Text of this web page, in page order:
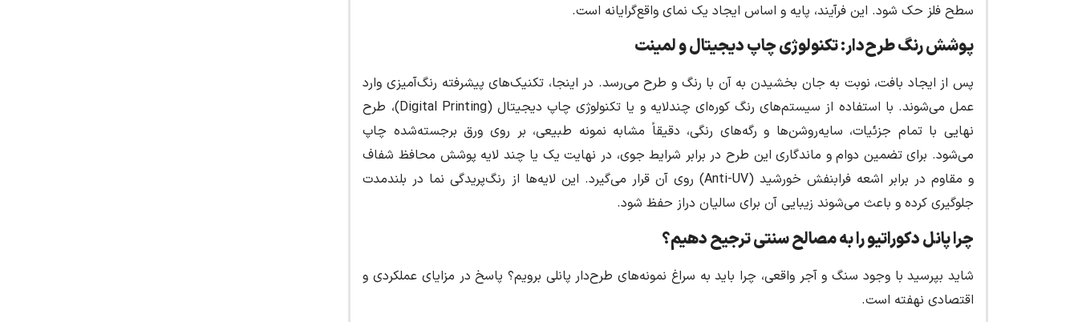
سطح فلز حک شود. این فرآیند، پایه و اساس ایجاد یک نمای واقع‌گرایانه است.
پوشش رنگ طرح‌دار: تکنولوژی چاپ دیجیتال و لمینت
پس از ایجاد بافت، نوبت به جان بخشیدن به آن با رنگ و طرح می‌رسد. در اینجا، تکنیک‌های پیشرفته رنگ‌آمیزی وارد
عمل می‌شوند. با استفاده از سیستم‌های رنگ کوره‌ای چندلایه و یا تکنولوژی چاپ دیجیتال (Digital Printing)، طرح
نهایی با تمام جزئیات، سایه‌روشن‌ها و رگه‌های رنگی، دقیقاً مشابه نمونه طبیعی، بر روی ورق برجسته‌شده چاپ
می‌شود. برای تضمین دوام و ماندگاری این طرح در برابر شرایط جوی، در نهایت یک یا چند لایه پوشش محافظ شفاف
و مقاوم در برابر اشعه فرابنفش خورشید (Anti-UV) روی آن قرار می‌گیرد. این لایه‌ها از رنگ‌پریدگی نما در بلندمدت
جلوگیری کرده و باعث می‌شوند زیبایی آن برای سالیان دراز حفظ شود.
چرا پانل دکوراتیو را به مصالح سنتی ترجیح دهیم؟
شاید بپرسید با وجود سنگ و آجر واقعی، چرا باید به سراغ نمونه‌های طرح‌دار پانلی برویم؟ پاسخ در مزایای عملکردی و
اقتصادی نهفته است.